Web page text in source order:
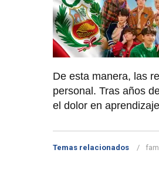
De esta manera, las
personal. Tras años
el dolor en
Temas relacionados